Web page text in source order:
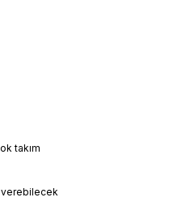
takım
verebilecek